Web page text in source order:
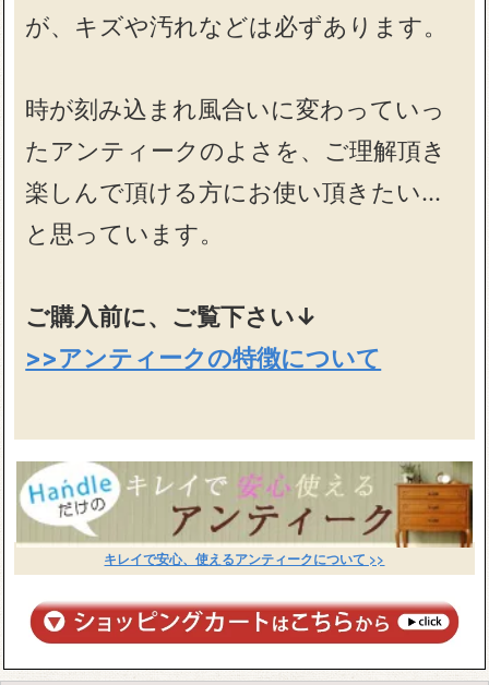
が、キズや汚れなどは必ずあります。
時が刻み込まれ風合いに変わっていっ
たアンティークのよさを、ご理解頂き
楽しんで頂ける方にお使い頂きたい…
と思っています。
ご購入前に、ご覧下さい↓
>>アンティークの特徴について
キレイで安心、使えるアンティークについて >>